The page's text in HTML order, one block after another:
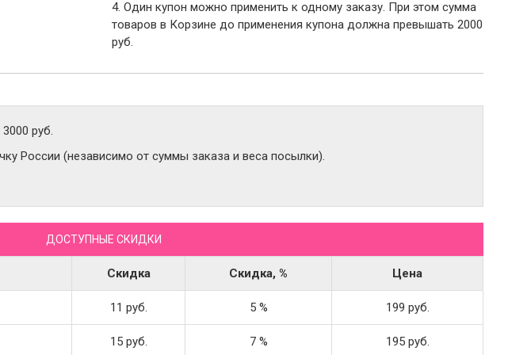
4. Один купон можно применить к одному заказу. При этом сумма
товаров в Корзине до применения купона должна превышать 2000
руб.
руб.
России (независимо от суммы заказа и веса посылки).
ДОСТУПНЫЕ СКИДКИ
Скидка Скидка, % Цена
11 руб. 5 % 199 руб.
15 руб. 7 % 195 руб.